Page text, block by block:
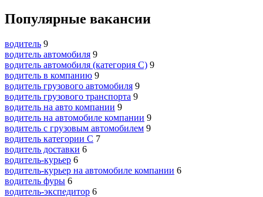
Популярные вакансии
водитель 9
водитель автомобиля 9
водитель автомобиля (категория C) 9
водитель в компанию 9
водитель грузового автомобиля 9
водитель грузового транспорта 9
водитель на авто компании 9
водитель на автомобиле компании 9
водитель с грузовым автомобилем 9
водитель категории C 7
водитель доставки 6
водитель-курьер 6
водитель-курьер на автомобиле компании 6
водитель фуры 6
водитель-экспедитор 6